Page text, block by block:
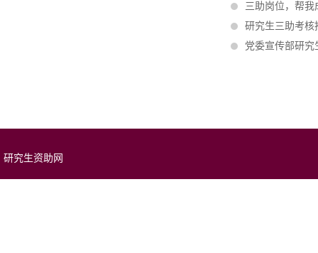
三助岗位，帮
研究生三助考
党委宣传部研
研究生资助网